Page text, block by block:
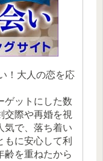
！大人の恋を応
ゲットにした数
交際や再婚を視
気で、落ち着い
もに安心して利
齢を重ねたから